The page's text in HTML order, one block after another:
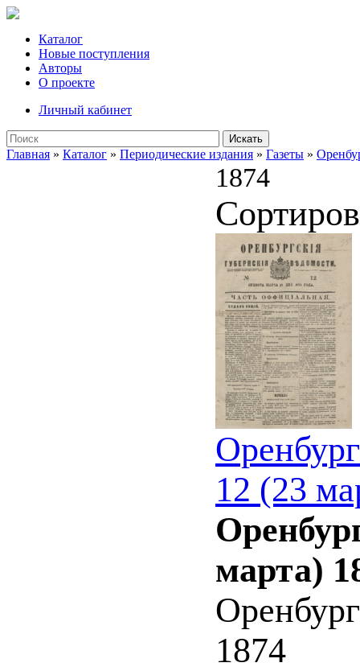
Каталог
Новые поступления
Авторы
О проекте
Личный кабинет
Искать
Главная » Каталог » Периодические издания » Газеты »
1874
12 (23
марта)
1874